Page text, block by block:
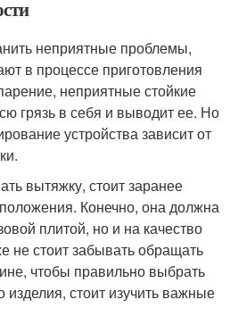
неприятные проблемы,
в процессе приготовления
неприятные стойкие
грязь в себя и выводит ее. Но
устройства зависит от
вытяжку, стоит заранее
Конечно, она должна
плитой, но и на качество
не стоит забывать обращать
чтобы правильно выбрать
изделия, стоит изучить важные